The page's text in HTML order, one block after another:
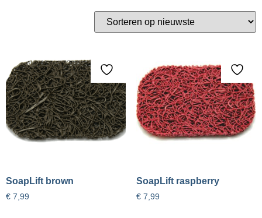
SoapLift brown
€ 7,99
SoapLift raspberry
€7,99